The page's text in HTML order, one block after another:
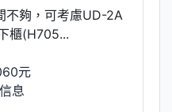
不夠，可考慮UD-2A
櫃(H705...
元
息